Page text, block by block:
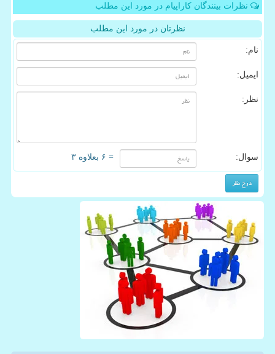
نظرات بینندگان کاراپیام در مورد این مطلب
نظرتان در مورد این مطلب
نام:
ایمیل:
نظر:
سوال: = ۶ بعلاوه ۳